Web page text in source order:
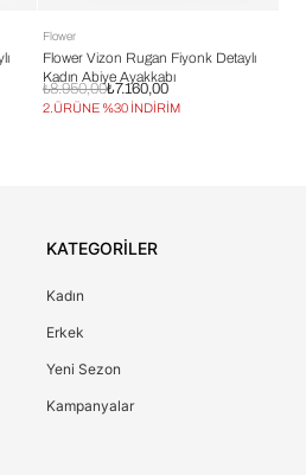
Flower
Flower Vizon Rugan Fiyonk Detaylı
Kadın Abiye Ayakkabı
₺7.160,00
₺8.950,00
2.ÜRÜNE %30 İNDİRİM
KATEGORİLER
Kadın
Erkek
Yeni Sezon
Kampanyalar